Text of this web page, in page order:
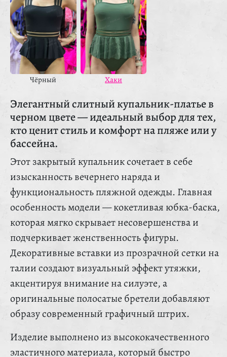
Чёрный Хаки
Элегантный слитный купальник-платье в
черном цвете — идеальный выбор для тех,
кто ценит стиль и комфорт на пляже или у
бассейна.
Этот закрытый купальник сочетает в себе
изысканность вечернего наряда и
функциональность пляжной одежды. Главная
особенность модели — кокетливая юбка-баска,
которая мягко скрывает несовершенства и
подчеркивает женственность фигуры.
Декоративные вставки из прозрачной сетки на
талии создают визуальный эффект утяжки,
акцентируя внимание на силуэте, а
оригинальные полосатые бретели добавляют
образу современный графичный штрих.
Изделие выполнено из высококачественного
эластичного материала, который быстро